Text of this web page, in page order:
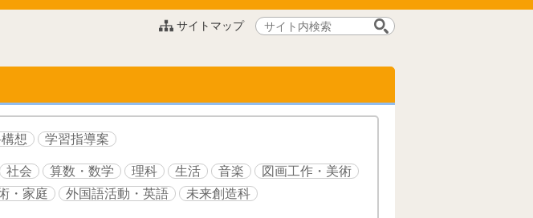
本文へ
サイトマップ
サ
検
想 学習指導案
社会 算数・数学 理科 生活 音楽
図画工作・美術
・家庭 外国語活動・英語 未来創造科